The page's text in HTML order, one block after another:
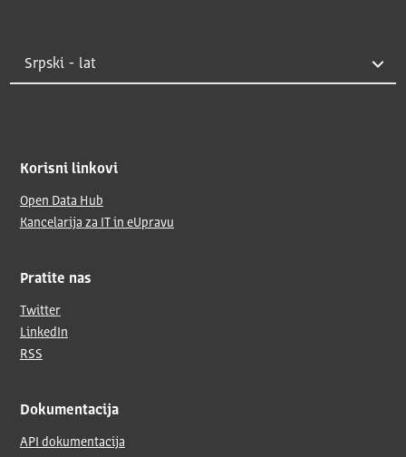
Korisni linkovi
Open Data Hub
Kancelarija za IT in eUpravu
Pratite nas
Twitter
LinkedIn
RSS
Dokumentacija
API dokumentacija